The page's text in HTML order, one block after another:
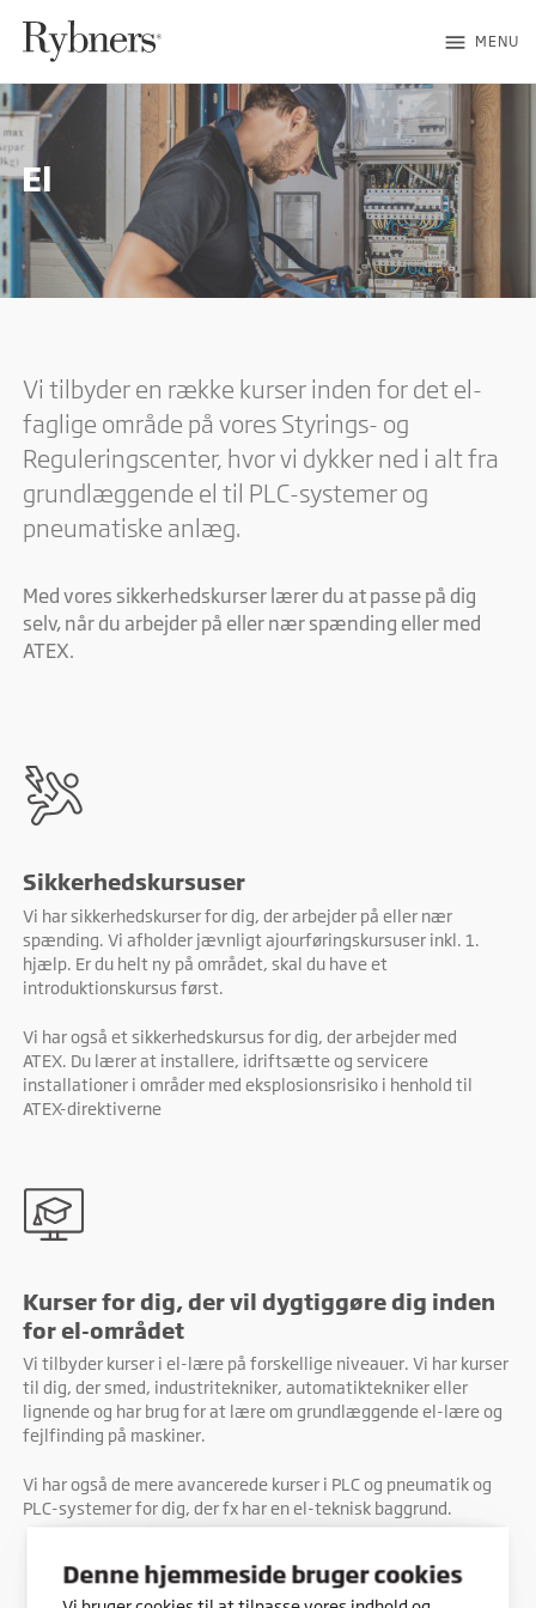
Denne hjemmeside bruger cookies
menu MENU
El
Vi tilbyder en række kurser inden for det el-
faglige område på vores Styrings- og
Reguleringscenter, hvor vi dykker ned i alt fra
grundlæggende el til PLC-systemer og
pneumatiske anlæg.
Med vores sikkerhedskurser lærer du at passe på dig
selv, når du arbejder på eller nær spænding eller med
ATEX.
Sikkerhedskursuser
Vi har sikkerhedskurser for dig, der arbejder på eller nær
spænding. Vi afholder jævnligt ajourføringskursuser inkl. 1.
hjælp. Er du helt ny på området, skal du have et
introduktionskursus først.
Vi har også et sikkerhedskursus for dig, der arbejder med
ATEX. Du lærer at installere, idriftsætte og servicere
installationer i områder med eksplosionsrisiko i henhold til
ATEX-direktiverne
Kurser for dig, der vil dygtiggøre dig inden
for el-området
Vi tilbyder kurser i el-lære på forskellige niveauer. Vi har kurser
til dig, der smed, industritekniker, automatiktekniker eller
lignende og har brug for at lære om grundlæggende el-lære og
fejlfinding på maskiner.
Vi har også de mere avancerede kurser i PLC og pneumatik og
PLC-systemer for dig, der fx har en el-teknisk baggrund.